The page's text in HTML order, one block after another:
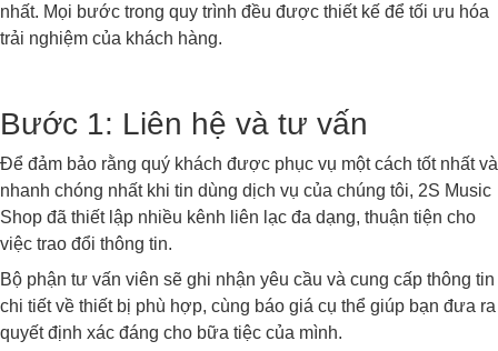
nhất. Mọi bước trong quy trình đều được thiết kế để tối ưu hóa
trải nghiệm của khách hàng.
Bước 1: Liên hệ và tư vấn
Để đảm bảo rằng quý khách được phục vụ một cách tốt nhất và
nhanh chóng nhất khi tin dùng dịch vụ của chúng tôi, 2S Music
Shop đã thiết lập nhiều kênh liên lạc đa dạng, thuận tiện cho
việc trao đổi thông tin.
Bộ phận tư vấn viên sẽ ghi nhận yêu cầu và cung cấp thông tin
chi tiết về thiết bị phù hợp, cùng báo giá cụ thể giúp bạn đưa ra
quyết định xác đáng cho bữa tiệc của mình.